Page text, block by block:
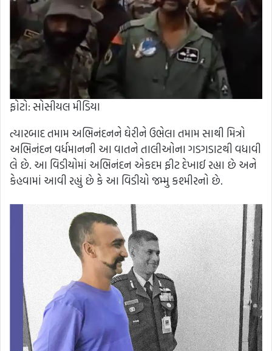
ફોટો: સોસીયલ મીડિયા
ત્યારબાદ તમામ અભિનંદનને ઘેરીને ઉભેલા તમામ સાથી મિત્રો
અભિનંદન વર્ધમાનની આ વાતને તાલીઓના ગડગડાટથી વધાવી
લે છે. આ વિડીયોમાં અભિનંદન એકદમ ફીટ દેખાઈ રહ્યા છે અને
કેહવામાં આવી રહ્યું છે કે આ વિડીયો જમ્મુ કશ્મીરનો છે.